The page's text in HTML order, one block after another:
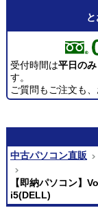
受付時間は平日の
す。
ご質問もご注文も
中古パソコン直販
【即納パソコン】
i5(DELL)